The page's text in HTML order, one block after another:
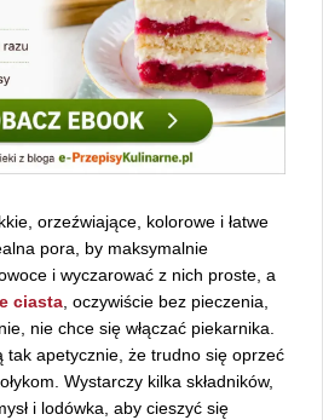
orzeźwiające, kolorowe i łatwe
pora, by maksymalnie
i wyczarować z nich proste, a
ciasta , oczywiście bez pieczenia,
nie chce się włączać piekarnika.
tak apetycznie, że trudno się oprzeć
Wystarczy kilka składników,
i lodówka, aby cieszyć się